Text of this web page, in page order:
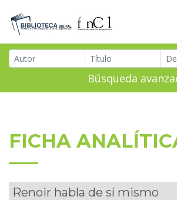
Búsqueda
FICHA
Renoir habla de sí mismo